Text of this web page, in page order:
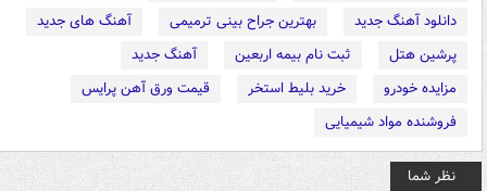
دانلود آهنگ جدید
بهترین جراح بینی ترمیمی
آهنگ های جدید
پرشین هتل
ثبت نام بیمه اربعین
آهنگ جدید
مزایده خودرو
خرید بلیط استخر
قیمت ورق آهن پرایس
فروشنده مواد شیمیایی
نظر شما